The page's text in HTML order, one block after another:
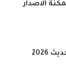
الاصدار